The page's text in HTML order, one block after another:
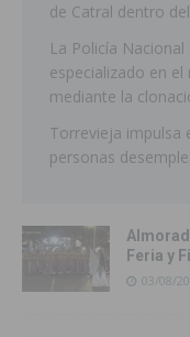
de Catral dentro
La Policía
especializado en
mediante la
Torrevieja impulsa
personas
Feria y
03/08/